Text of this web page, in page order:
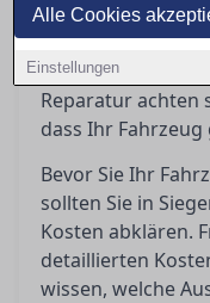
Alle Cookies
Einstellungen
Punkte, um
vermeiden. In
worauf Sie vor,
Reparatur achten
dass Ihr
Bevor Sie Ihr
sollten Sie in
Kosten abklären.
detaillierten
wissen, welche